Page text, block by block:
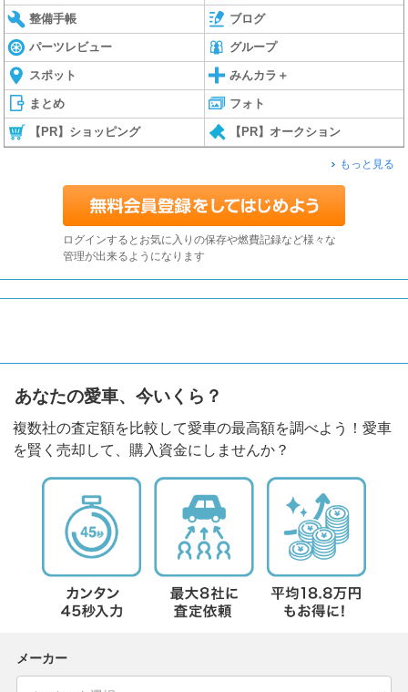
整備手帳 ブログ
パーツレビュー グループ
スポット みんカラ＋
まとめ フォト
【PR】ショッピング 【PR】オークション
もっと見る
ログインするとお気に入りの保存や燃費記録など様々な
管理が出来るようになります
あなたの愛車、今いくら？
複数社の査定額を比較して愛車の最高額を調べよう！愛車
を賢く売却して、購入資金にしませんか？
メーカー